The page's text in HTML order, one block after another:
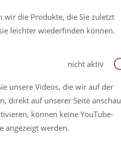
wir die Produkte, die Sie zuletzt
leichter wiederfinden können.
nicht aktiv
unsere Videos, die wir auf der
direkt auf unserer Seite
können keine YouTube-
angezeigt werden.